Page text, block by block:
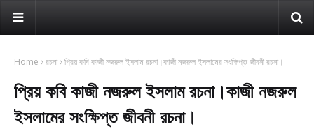
Home রচনা প্রিয় কবি কাজী নজরুল ইসলাম রচনা।কাজী নজরুল ইসলামের সংক্ষিপ্ত জীবনী রচনা।
প্রিয় কবি কাজী নজরুল ইসলাম রচনা।কাজী নজরুল
ইসলামের সংক্ষিপ্ত জীবনী রচনা।